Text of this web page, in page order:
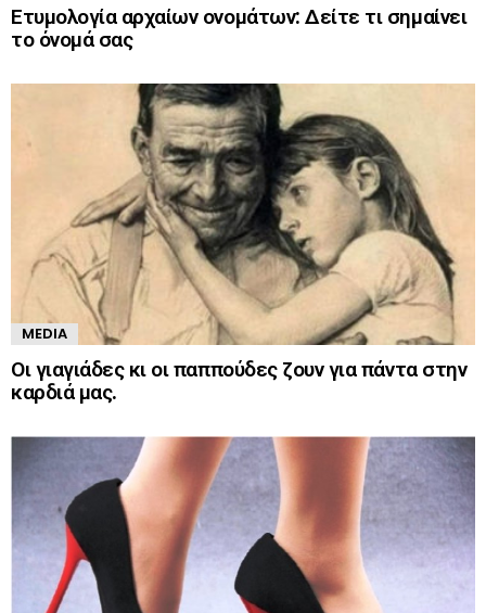
Ετυμολογία αρχαίων ονομάτων: Δείτε τι σημαίνει
το όνομά σας
MEDIA
Οι γιαγιάδες κι οι παππούδες ζουν για πάντα στην
καρδιά μας.